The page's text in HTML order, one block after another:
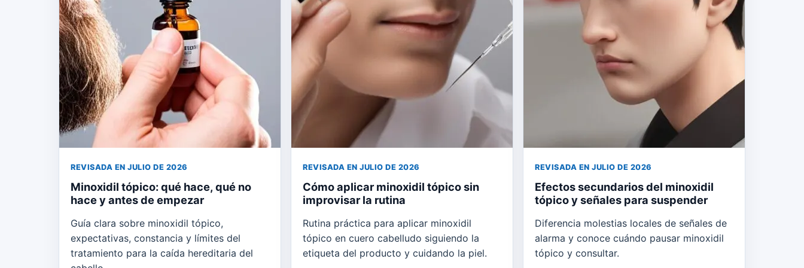
REVISADA EN JULIO DE 2026
Minoxidil tópico: qué hace, qué no
hace y antes de empezar
Guía clara sobre minoxidil tópico,
expectativas, constancia y límites del
tratamiento para la caída hereditaria del
REVISADA EN JULIO DE 2026
Cómo aplicar minoxidil tópico sin
improvisar la rutina
Rutina práctica para aplicar minoxidil
tópico en cuero cabelludo siguiendo la
etiqueta del producto y cuidando la piel.
REVISADA EN JULIO DE 2026
Efectos secundarios del minoxidil
tópico y señales para suspender
Diferencia molestias locales de señales de
alarma y conoce cuándo pausar minoxidil
tópico y consultar.